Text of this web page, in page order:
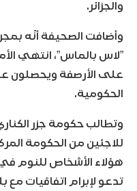
والجزائر.
وأضافت الصحيفة أنّه
”لاس بالماس”، انتهي
على الأرصفة ويحصلون
الحكومية.
وتطالب حكومة جزر
للاجئين من الحكومة
هؤلاء الأشخاص للنوم
تدعو لإبرام اتفاقيات مع